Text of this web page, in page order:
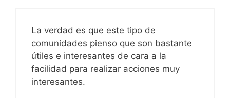
La verdad es que este tipo de
comunidades pienso que son bastante
útiles e interesantes de cara a la
facilidad para realizar acciones muy
interesantes.